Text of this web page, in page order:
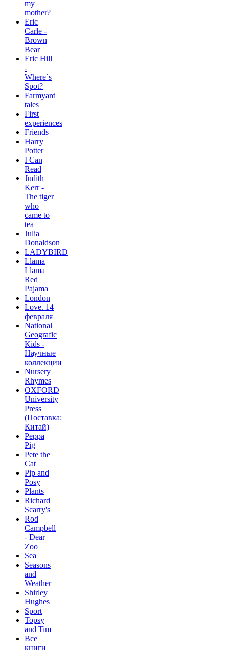
my
mother?
Eric
Carle -
Brown
Bear
Eric Hill
-
Where`s
Spot?
Farmyard
tales
First
experiences
Friends
Harry
Potter
I Can
Read
Judith
Kerr -
The tiger
who
came to
tea
Julia
Donaldson
LADYBIRD
Llama
Llama
Red
Pajama
London
Love. 14
февраля
National
Geografic
Kids -
Научные
коллекции
Nursery
Rhymes
OXFORD
University
Press
(Поставка:
Китай)
Peppa
Pig
Pete the
Сat
Pip and
Posy
Plants
Richard
Scarry's
Rod
Campbell
- Dear
Zoo
Sea
Seasons
and
Weather
Shirley
Hughes
Sport
Topsy
and Tim
Все
книги